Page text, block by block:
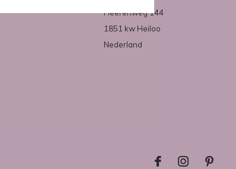
Heerenweg 144
1851 kw Heiloo
Nederland